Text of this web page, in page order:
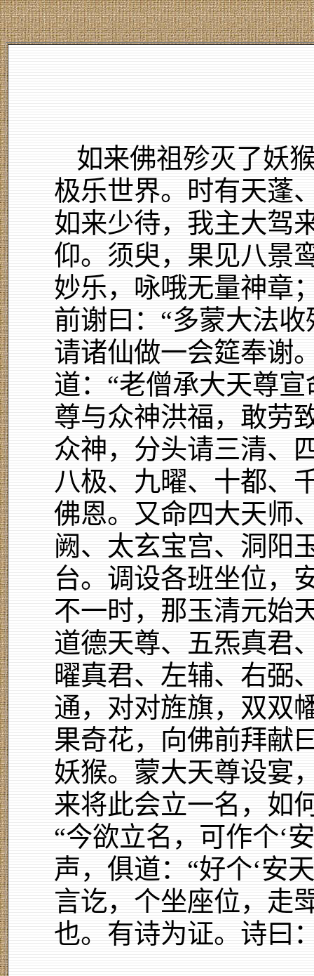
如来佛祖殄灭了妖
极乐世界。时有天蓬
如来少待，我主大驾
仰。须臾，果见八景
妙乐，咏哦无量神章
前谢曰：“多蒙大法
请诸仙做一会筵奉谢
道：“老僧承大天尊
尊与众神洪福，敢劳
众神，分头请三清、
八极、九曜、十都、
佛恩。又命四大天师
阙、太玄宝宫、洞阳
台。调设各班坐位，
不一时，那玉清元始
道德天尊、五炁真君
曜真君、左辅、右弼
通，对对旌旗，双双
果奇花，向佛前拜献
妖猴。蒙大天尊设宴
来将此会立一名，如
“今欲立名，可作个‘
声，俱道：“好个‘安
言讫，个坐座位，走
也。有诗为证。诗曰